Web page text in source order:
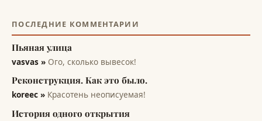
ПОСЛЕДНИЕ КОММЕНТАРИИ
Пьяная улица
vasvas » Ого, сколько вывесок!
Реконструкция. Как это было.
koreec » Красотень неописуемая!
История одного открытия